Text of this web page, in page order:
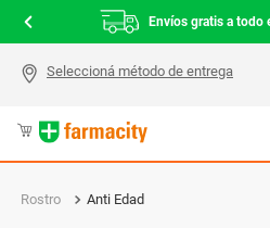
Envíos gratis a todo
Rostro Anti Edad